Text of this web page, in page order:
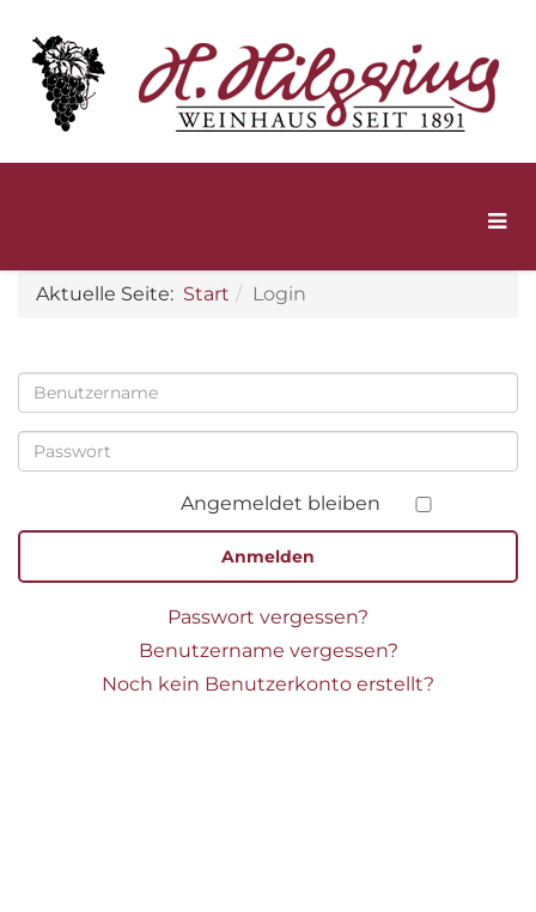
Aktuelle Seite: Start Login
Angemeldet bleiben
Anmelden
Passwort vergessen?
Benutzername vergessen?
Noch kein Benutzerkonto erstellt?